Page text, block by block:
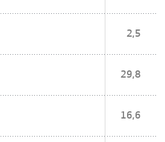
2,5
29,8
16,6